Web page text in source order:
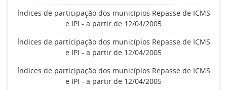
Índices de participação dos municípios Repasse de ICMS
e IPI - a partir de 12/04/2005
Índices de participação dos municípios Repasse de ICMS
e IPI - a partir de 12/04/2005
Índices de participação dos municípios Repasse de ICMS
e IPI - a partir de 12/04/2005